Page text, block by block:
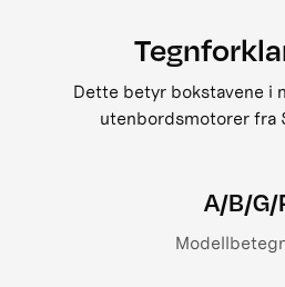
Dette betyr bokstavene i
utenbordsmotorer fra
A/B/G/